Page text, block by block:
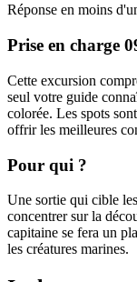
Réponse en moins
Prise en charge
Cette excursion
seul votre guide
colorée. Les spots
offrir les meilleures
Pour qui ?
Une sortie qui cible
concentrer sur la
capitaine se fera un
les créatures marines.